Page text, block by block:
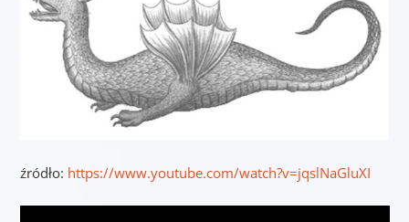
źródło: https://www.youtube.com/watch?v=jqslNaGluXI